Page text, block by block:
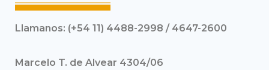
Llamanos: (+54 11) 4488-2998 / 4647-2600
Marcelo T. de Alvear 4304/06